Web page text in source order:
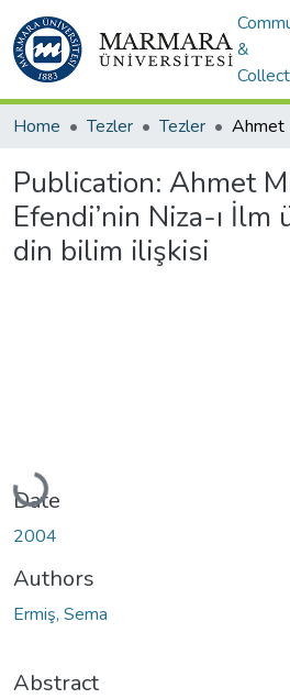
&
Home Tezler Tezler
Publication: Ahmet
Efendi’nin Niza-ı İlm
din bilim ilişkisi
Loading...
Date
2004
Authors
Ermiş, Sema
Abstract